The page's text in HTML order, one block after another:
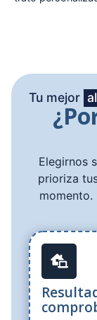
Tu mejor
Elegirnos
prioriza
momento.